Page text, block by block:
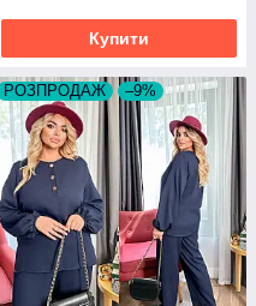
Купити
РОЗПРОДАЖ –9%